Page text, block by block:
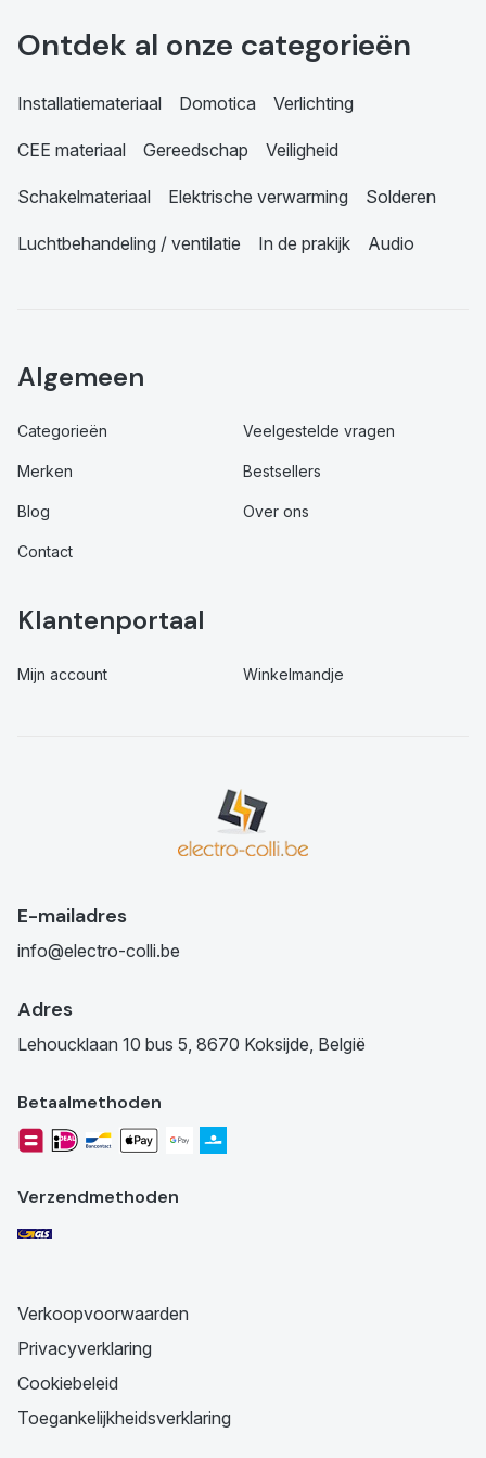
Ontdek al onze categorieën
Installatiemateriaal Domotica Verlichting
CEE materiaal Gereedschap Veiligheid
Schakelmateriaal Elektrische verwarming Solderen
Luchtbehandeling / ventilatie In de prakijk Audio
Algemeen
Categorieën Veelgestelde vragen
Merken Bestsellers
Blog Over ons
Contact
Klantenportaal
Mijn account Winkelmandje
E-mailadres
info@electro-colli.be
Adres
Lehoucklaan 10 bus 5, 8670 Koksijde, België
Betaalmethoden
Verzendmethoden
Verkoopvoorwaarden
Privacyverklaring
Cookiebeleid
Toegankelijkheidsverklaring